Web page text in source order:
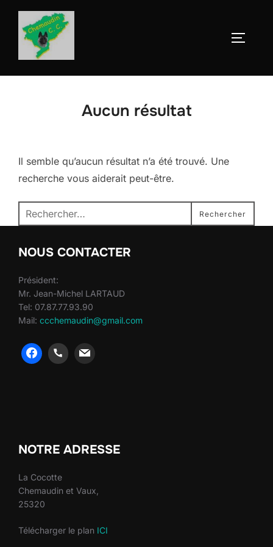
Aller
contenu
Aucun résultat
Il semble qu’aucun résultat n’a été trouvé. Une
recherche vous aiderait peut-être.
Recherche
pour :
Rechercher
NOUS CONTACTER
Président:
Mr. Jean-Michel LARTAUD
Tel: 07.87.77.93.90
Mail: ccchemaudin@gmail.com
NOTRE ADRESSE
La Cocotte
Chemaudin et Vaux,
25320
Télécharger le plan ICI